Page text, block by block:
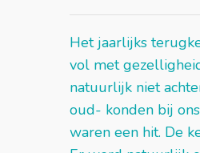
Het jaarlijks
vol met
natuurlijk niet
oud- konden bij
waren een hit. De